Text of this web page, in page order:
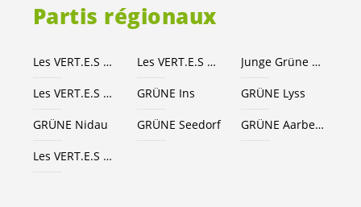
Partis régionaux
Les VERT.E.S Les VERT.E.S Junge Grüne Kanton Bern
Les VERT.E.S GRÜNE Ins GRÜNE Lyss
GRÜNE Nidau GRÜNE Seedorf GRÜNE Aarberg
Les VERT.E.S